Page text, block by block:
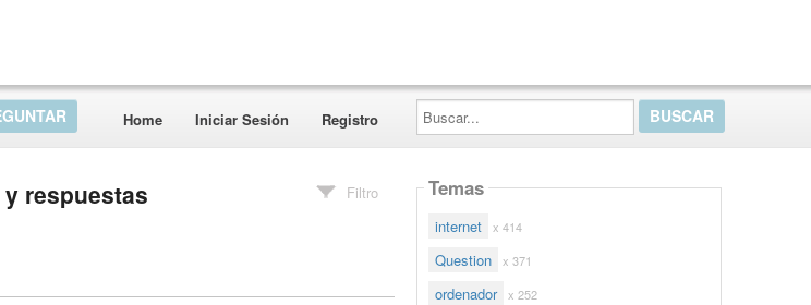
Home Iniciar Sesión Registro
Buscar...
respuestas Filtro Temas
internet x 414
Question x 371
ordenador x 252